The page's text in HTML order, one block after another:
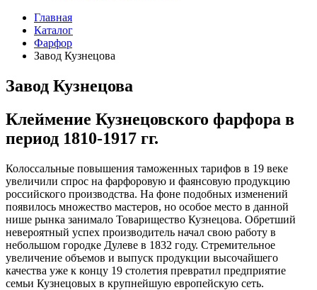
Главная
Каталог
Фарфор
Завод Кузнецова
Завод Кузнецова
Клеймение Кузнецовского фарфора в
период 1810-1917 гг.
Колоссальные повышения таможенных тарифов в 19 веке
увеличили спрос на фарфоровую и фаянсовую продукцию
российского производства. На фоне подобных изменений
появилось множество мастеров, но особое место в данной
нише рынка занимало Товарищество Кузнецова. Обретший
невероятный успех производитель начал свою работу в
небольшом городке Дулеве в 1832 году. Стремительное
увеличение объемов и выпуск продукции высочайшего
качества уже к концу 19 столетия превратил предприятие
семьи Кузнецовых в крупнейшую европейскую сеть.